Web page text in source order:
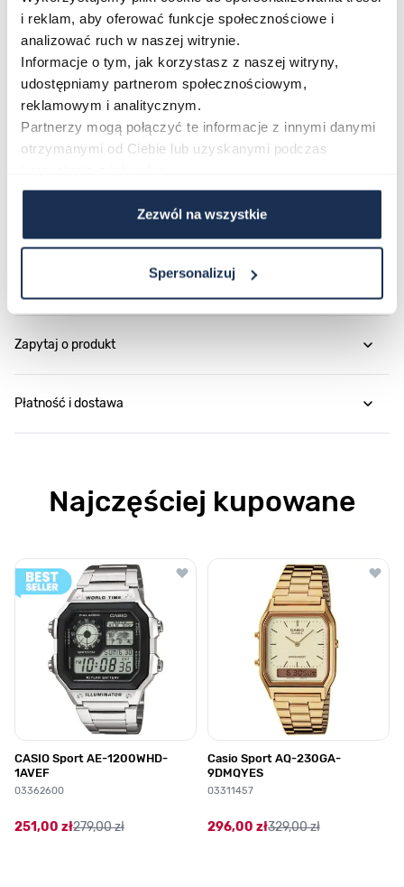
i reklam, aby oferować funkcje społecznościowe i
analizować ruch w naszej witrynie.
Informacje o tym, jak korzystasz z naszej witryny,
udostępniamy partnerom społecznościowym,
reklamowym i analitycznym.
Partnerzy mogą połączyć te informacje z innymi danymi
otrzymanymi od Ciebie lub uzyskanymi podczas
Zezwól na wszystkie
Spersonalizuj
Guess MENAGERIE GW0749L2 to zegarek, w którym
design i detale odgrywają pierwszoplanową rolę. Złota
koperta, czarny pasek i wielokolorowa tarcza tworzą
razem efektowną całość, którą warto mieć na
nadgarstku każdego dnia.
Zapytaj o produkt
Płatność i dostawa
Najczęściej kupowane
Poruszanie się po elementach karuzeli jest możliwe za pomocą
Naciśnij, aby pominąć karuzelę
Naciśnij, aby przejść do nawigacji karuzeli
CASIO Sport AE-1200WHD-
1AVEF
03362600
251,00 zł279,00 zł
Casio Sport AQ-230GA-
9DMQYES
03311457
296,00 zł329,00 zł